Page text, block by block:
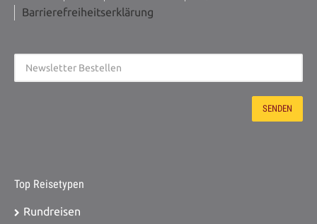
Brunsbüttel, ZOB 20,00 €
Zustieg / Haltestelle PLZ: 25709
Barrierefreiheitserklärung
Top Reisetypen
Rundreisen